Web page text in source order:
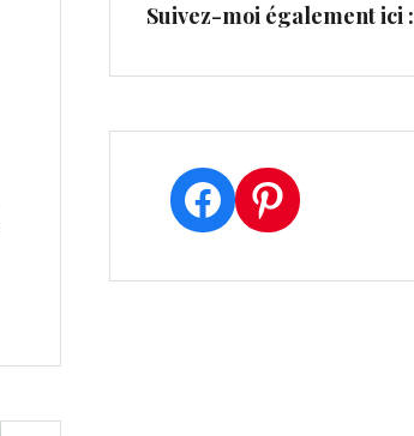
Suivez-moi également ici :
Facebook
Pinterest